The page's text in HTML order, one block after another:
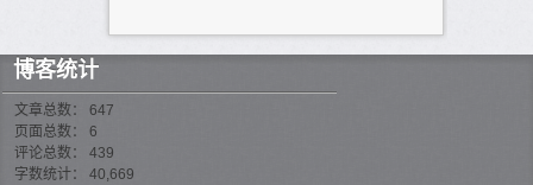
博客统计
文章总数： 647
页面总数： 6
评论总数： 439
字数统计： 40,669